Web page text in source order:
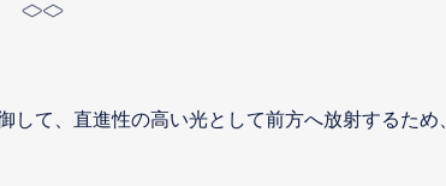
して、直進性の高い光として前方へ放射するた